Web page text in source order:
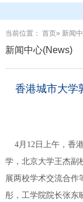
当前位置： 首页» 新闻
新闻中心(News)
香港城市大学
4月12日上午，香
学，北京大学王杰副
展两校学术交流合作
彤，工学院院长张东